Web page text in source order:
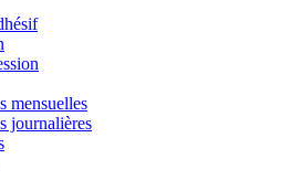
mensuelles
journalières